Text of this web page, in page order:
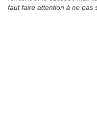
faut faire attention à ne pas